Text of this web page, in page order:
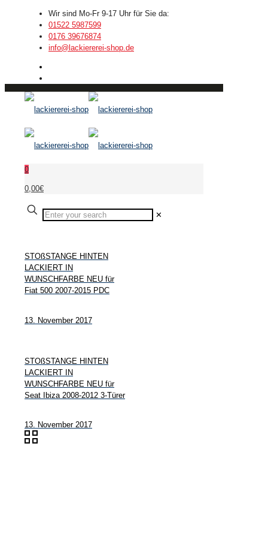
Wir sind Mo-Fr 9-17 Uhr für Sie da:
01522 5987599
0176 39676874
info@lackiererei-shop.de
0
0,00€
✕
STOßSTANGE HINTEN
LACKIERT IN
WUNSCHFARBE NEU für
Fiat 500 2007-2015 PDC
13. November 2017
STOßSTANGE HINTEN
LACKIERT IN
WUNSCHFARBE NEU für
Seat Ibiza 2008-2012 3-Türer
13. November 2017